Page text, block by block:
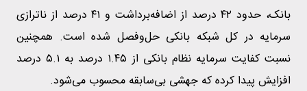
بانک، حدود ۴۲ درصد از اضافه‌برداشت و ۴۱ درصد از ناترازی
سرمایه در کل شبکه بانکی حل‌وفصل شده است. همچنین
نسبت کفایت سرمایه نظام بانکی از ۱.۴۵ درصد به ۵.۱ درصد
افزایش پیدا کرده که جهشی بی‌سابقه محسوب می‌شود.